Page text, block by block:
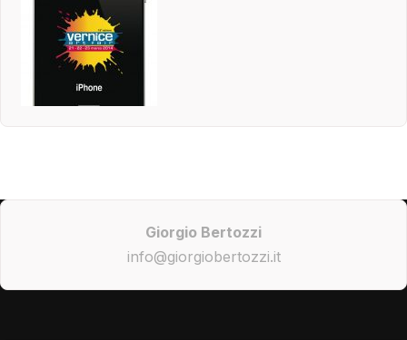
Giorgio Bertozzi
info@giorgiobertozzi.it